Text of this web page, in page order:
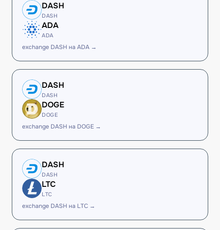
DASH
DASH
ADA
ADA
exchange DASH на ADA →
DASH
DASH
DOGE
DOGE
exchange DASH на DOGE →
DASH
DASH
LTC
LTC
exchange DASH на LTC →